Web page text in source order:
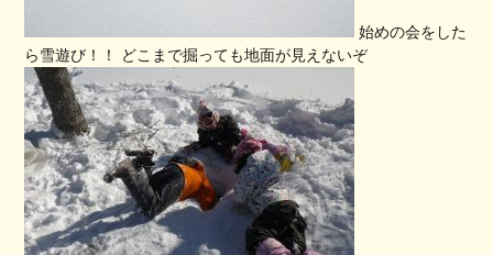
始めの会をした
ら雪遊び！！ どこまで掘っても地面が見えないぞ